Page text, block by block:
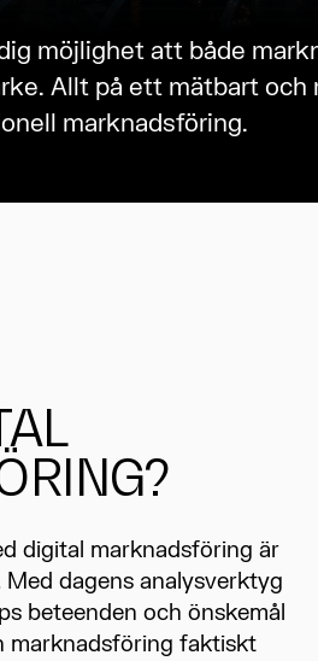
möjlighet att både
Allt på ett mätbart
marknadsföring.
digital marknadsföring är
dagens analysverktyg
beteenden och önskemål
marknadsföring faktiskt